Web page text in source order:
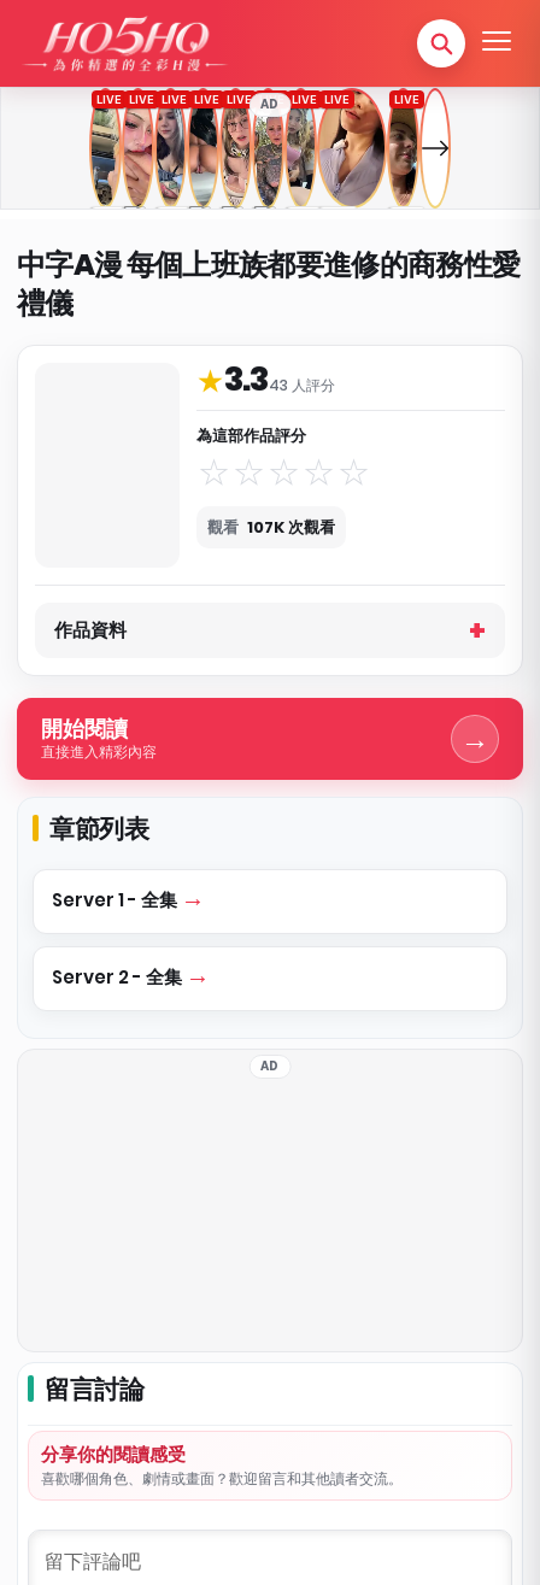
AD
中字A漫 每個上班族都要進修的商務性愛
禮儀
★3.343 人評分
為這部作品評分
觀看 107K 次觀看
作品資料與分類
作品資料
開始閱讀
直接進入精彩內容 →
章節列表
Server 1 - 全集
Server 2 - 全集
AD
留言討論
分享你的閱讀感受
喜歡哪個角色、劇情或畫面？歡迎留言和其他讀者交流。